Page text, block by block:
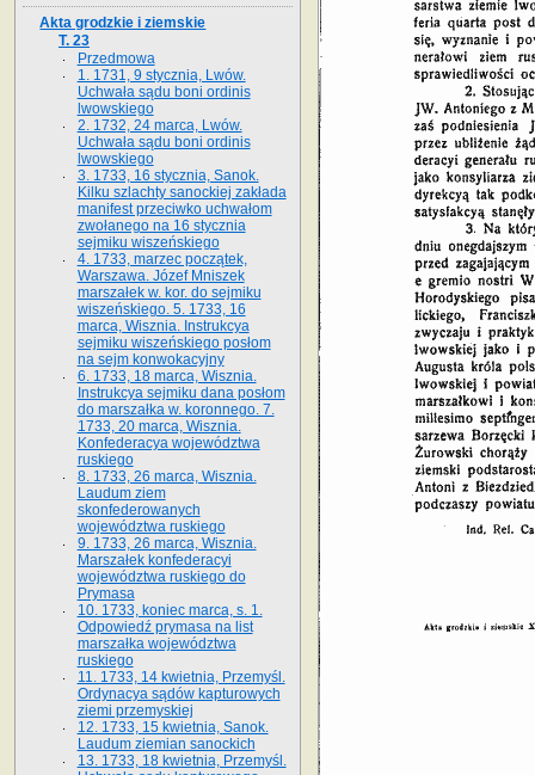
Akta grodzkie i ziemskie
T. 23
Przedmowa
1. 1731, 9 stycznia, Lwów.
Uchwała sądu boni ordinis
lwowskiego
2. 1732, 24 marca, Lwów.
Uchwała sądu boni ordinis
lwowskiego
3. 1733, 16 stycznia, Sanok.
Kilku szlachty sanockiej zakłada
manifest przeciwko uchwałom
zwołanego na 16 stycz­nia
sejmiku wiszeńskiego
4. 1733, marzec początek,
Warszawa. Józef Mniszek
marszałek w. kor. do sejmiku
wiszeńskiego. 5. 1733, 16
marca, Wisznia. Instrukcya
sejmiku wiszeńskiego posłom
na sejm konwokacyjny
6. 1733, 18 marca, Wisznia.
Instrukcya sejmiku dana posłom
do marszałka w. koronnego. 7.
1733, 20 marca, Wisznia.
Konfederacya województwa
ruskiego
8. 1733, 26 marca, Wisznia.
Laudum ziem
skonfederowanych
województwa ruskiego
9. 1733, 26 marca, Wisznia.
Marszałek konfederacyi
województwa ruskiego do
Prymasa
10. 1733, koniec marca, s. 1.
Odpowiedź prymasa na list
marszałka województwa
ruskiego
11. 1733, 14 kwietnia, Przemyśl.
Ordynacya sądów kapturowych
ziemi przemyskiej
12. 1733, 15 kwietnia, Sanok.
Laudum ziemian sanockich
13. 1733, 18 kwietnia, Przemyśl.